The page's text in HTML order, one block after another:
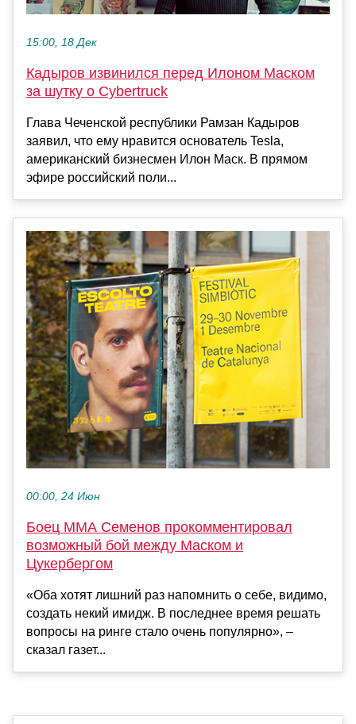
15:00, 18 Дек
Кадыров извинился перед Илоном Маском
за шутку о Cybertruck
Глава Чеченской республики Рамзан Кадыров
заявил, что ему нравится основатель Tesla,
американский бизнесмен Илон Маск. В прямом
эфире российский поли...
00:00, 24 Июн
Боец ММА Семенов прокомментировал
возможный бой между Маском и
Цукербергом
«Оба хотят лишний раз напомнить о себе, видимо,
создать некий имидж. В последнее время решать
вопросы на ринге стало очень популярно», –
сказал газет...